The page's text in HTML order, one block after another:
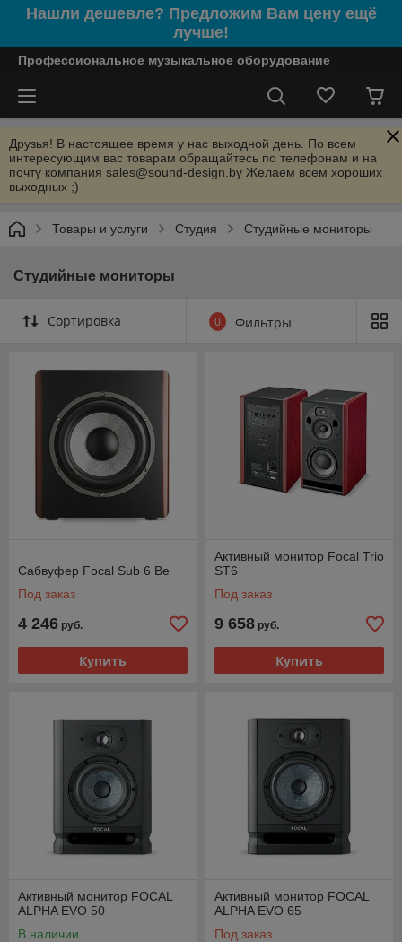
Нашли дешевле? Предложим Вам цену ещё
лучше!
Профессиональное музыкальное оборудование
Друзья! В настоящее время у нас выходной день. По всем
интересующим вас товарам обращайтесь по телефонам и на
почту компания sales@sound-design.by Желаем всем хороших
выходных ;)
Товары и услуги Студия Студийные мониторы
Студийные мониторы
Сортировка 0 Фильтры
Сабвуфер Focal Sub 6 Be
Под заказ
4 246 руб.
Купить
Активный монитор Focal Trio
ST6
Под заказ
9 658 руб.
Купить
Активный монитор FOCAL
ALPHA EVO 50
В наличии
Активный монитор FOCAL
ALPHA EVO 65
Под заказ